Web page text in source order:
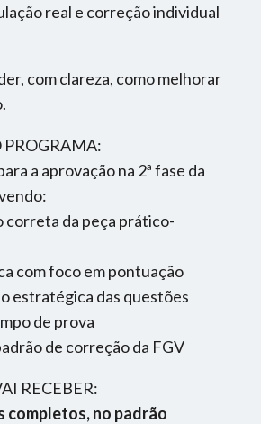
real e correção individual
com clareza, como melhorar
a aprovação na 2ª fase da
da peça prático-
com foco em pontuação
estratégica das questões
de prova
de correção da FGV
RECEBER:
completos, no padrão